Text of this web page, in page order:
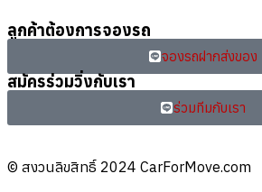
ลูกค้าต้องการจองรถ
จองรถฝากส่งของ
สมัครร่วมวิ่งกับเรา
ร่วมทีมกับเรา
© สงวนลิขสิทธิ์ 2024 CarForMove.com